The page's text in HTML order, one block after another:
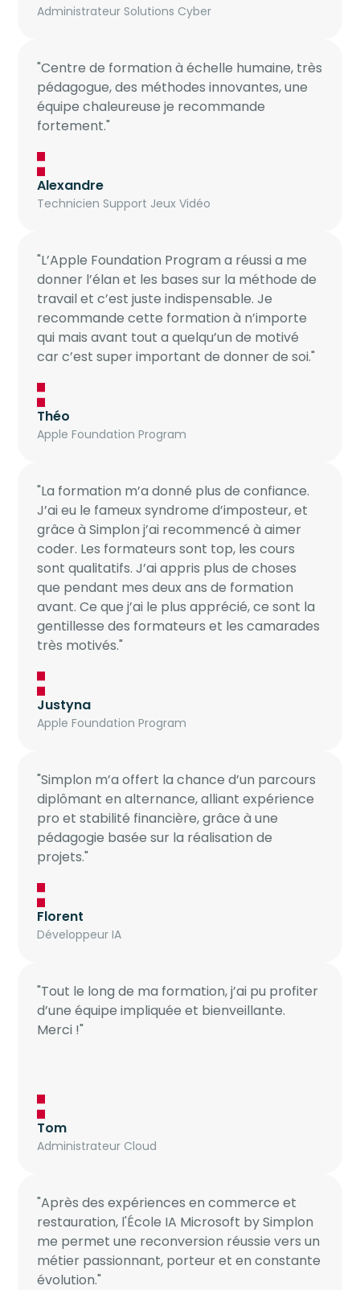
Administrateur Solutions Cyber
"Centre de formation à échelle humaine, très
pédagogue, des méthodes innovantes, une
équipe chaleureuse je recommande
fortement."
Alexandre
Technicien Support Jeux Vidéo
"L’Apple Foundation Program a réussi a me
donner l’élan et les bases sur la méthode de
travail et c’est juste indispensable. Je
recommande cette formation à n’importe
qui mais avant tout a quelqu’un de motivé
car c’est super important de donner de soi."
Théo
Apple Foundation Program
"La formation m’a donné plus de confiance.
J’ai eu le fameux syndrome d’imposteur, et
grâce à Simplon j’ai recommencé à aimer
coder. Les formateurs sont top, les cours
sont qualitatifs. J’ai appris plus de choses
que pendant mes deux ans de formation
avant. Ce que j’ai le plus apprécié, ce sont la
gentillesse des formateurs et les camarades
très motivés."
Justyna
Apple Foundation Program
"Simplon m’a offert la chance d’un parcours
diplômant en alternance, alliant expérience
pro et stabilité financière, grâce à une
pédagogie basée sur la réalisation de
projets."
Florent
Développeur IA
"Tout le long de ma formation, j’ai pu profiter
d’une équipe impliquée et bienveillante.
Merci !"
Tom
Administrateur Cloud
"Après des expériences en commerce et
restauration, l'École IA Microsoft by Simplon
me permet une reconversion réussie vers un
métier passionnant, porteur et en constante
évolution."